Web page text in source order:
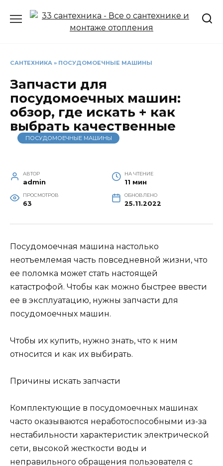
САНТЕХНИКА » ПОСУДОМОЕЧНЫЕ МАШИНЫ
Запчасти для
посудомоечных машин:
обзор, где искать + как
выбрать качественные
ПОСУДОМОЕЧНЫЕ МАШИНЫ
АВТОР
admin
НА ЧТЕНИЕ
11 мин
ПРОСМОТРОВ
63
ОБНОВЛЕНО
25.11.2022
Посудомоечная машина настолько
неотъемлемая часть повседневной жизни, что
ее поломка может стать настоящей
катастрофой. Чтобы как можно быстрее ввести
ее в эксплуатацию, нужны запчасти для
посудомоечных машин.
Чтобы их купить, нужно знать, что к ним
относится и как их выбирать.
Причины искать запчасти
Комплектующие в посудомоечных машинах
часто оказываются неработоспособными из-за
нестабильности характеристик электрической
сети, высокой жесткости воды и
неправильного обращения пользователя с